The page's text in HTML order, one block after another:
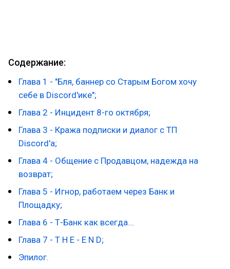
Содержание:
Глава 1 - "Бля, баннер со Старым Богом хочу
себе в Discord'ике";
Глава 2 - Инцидент 8-го октября;
Глава 3 - Кража подписки и диалог с ТП
Discord'а;
Глава 4 - Общение с Продавцом, надежда на
возврат;
Глава 5 - Игнор, работаем через Банк и
Площадку;
Глава 6 - Т-Банк как всегда...
Глава 7 - T H E - E N D;
Эпилог.